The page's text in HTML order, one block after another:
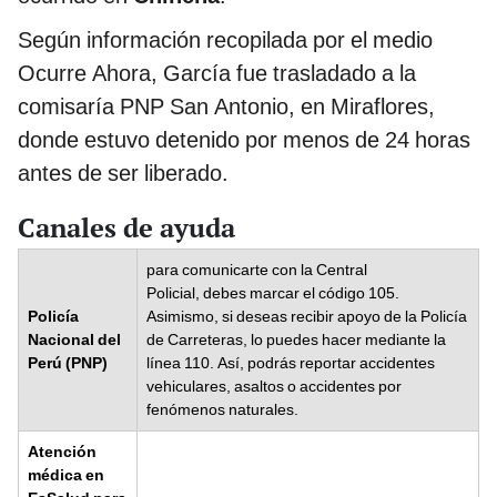
Según información recopilada por el medio
Ocurre Ahora, García fue trasladado a la
comisaría PNP San Antonio, en Miraflores,
donde estuvo detenido por menos de 24 horas
antes de ser liberado.
Canales de ayuda
Policía
Nacional del
Perú (PNP)
para comunicarte con la Central
Policial, debes marcar el código 105.
Asimismo, si deseas recibir apoyo de la Policía
de Carreteras, lo puedes hacer mediante la
línea 110. Así, podrás reportar accidentes
vehiculares, asaltos o accidentes por
fenómenos naturales.
Atención
médica en